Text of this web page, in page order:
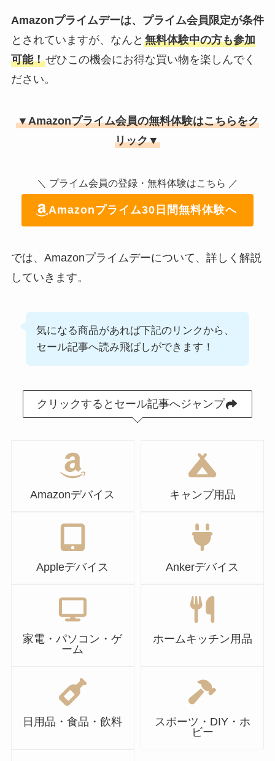
Amazonプライムデーは、プライム会員限定が条件
とされていますが、なんと 無料体験中の方も参加
可能！ぜひこの機会にお得な買い物を楽しんでく
ださい。
▼Amazonプライム会員の無料体験はこちらをク
リック▼
＼ プライム会員の登録・無料体験はこちら ／
Amazonプライム30日間無料体験へ
では、Amazonプライムデーについて、詳しく解説
していきます。
気になる商品があれば下記のリンクから、
セール記事へ読み飛ばしができます！
クリックするとセール記事へジャンプ
Amazonデバイス キャンプ用品
Appleデバイス Ankerデバイス
家電・パソコン・ゲ
ーム
ホームキッチン用品
日用品・食品・飲料
スポーツ・DIY・ホ
ビー